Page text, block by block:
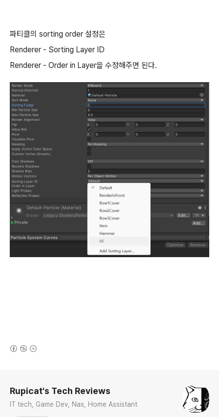
파티클의 sorting order 설정은
Renderer - Sorting Layer ID
Renderer - Order in Layer을 수정해주면 된다.
Rupicat's Tech Reviews
IT tech, Game Dev, Nas, Home Assistant